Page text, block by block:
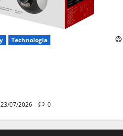
Technologia
23/07/2026 0